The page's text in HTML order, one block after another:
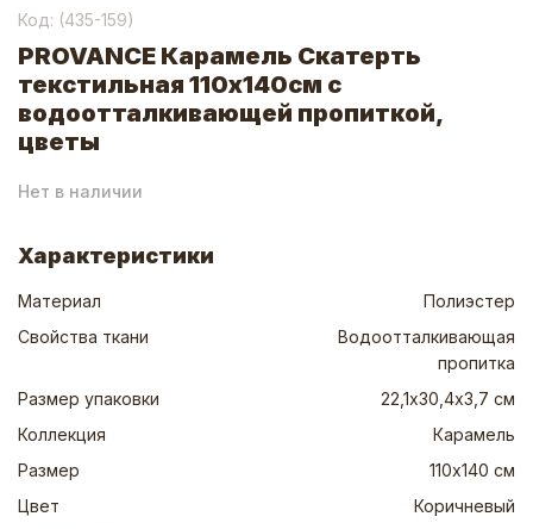
Код: (435-159)
PROVANCE Карамель Скатерть
текстильная 110х140см с
водоотталкивающей пропиткой,
цветы
Нет в наличии
Характеристики
Материал
Полиэстер
Свойства ткани
Водоотталкивающая
пропитка
Размер упаковки
22,1х30,4х3,7 см
Коллекция
Карамель
Размер
110х140 см
Цвет
Коричневый